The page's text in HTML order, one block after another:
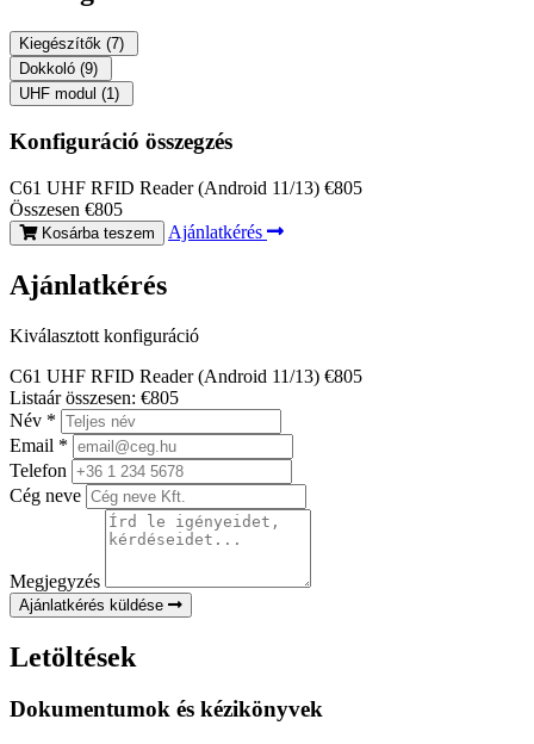
Kiegészítők (7)
Dokkoló (9)
UHF modul (1)
Konfiguráció összegzés
C61 UHF RFID Reader (Android 11/13) €805
Összesen €805
Kosárba teszem Ajánlatkérés
Ajánlatkérés
Kiválasztott konfiguráció
C61 UHF RFID Reader (Android 11/13) €805
Listaár összesen: €805
Név *
Email *
Telefon
Cég neve
Megjegyzés
Ajánlatkérés küldése
Letöltések
Dokumentumok és kézikönyvek